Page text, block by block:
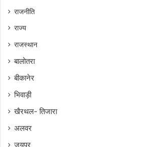
राजनीति
राज्य
राजस्थान
बालोतरा
बीकानेर
भिवाड़ी
खैरथल- तिजारा
अलवर
जयपुर